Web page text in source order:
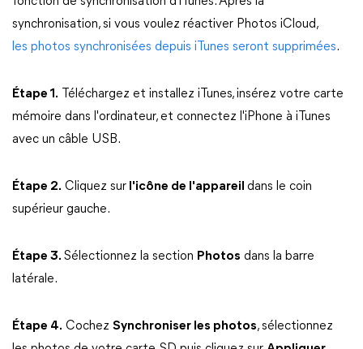
synchronisation, si vous voulez réactiver Photos iCloud,
les photos synchronisées depuis iTunes seront supprimées.
Étape 1. Téléchargez et installez iTunes, insérez votre carte
mémoire dans l'ordinateur, et connectez l'iPhone à iTunes
avec un câble USB.
Étape 2. Cliquez sur l'icône de l'appareil dans le coin
supérieur gauche.
Étape 3. Sélectionnez la section Photos dans la barre
latérale.
Étape 4. Cochez Synchroniser les photos, sélectionnez